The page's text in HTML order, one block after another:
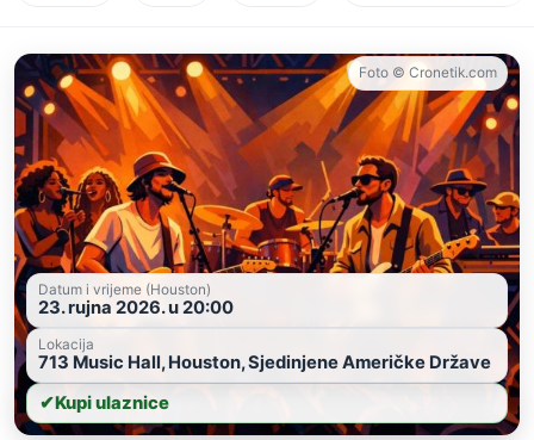
Foto © Cronetik.com
Datum i vrijeme (Houston)
23. rujna 2026. u 20:00
Lokacija
713 Music Hall, Houston, Sjedinjene Američke Države
✔Kupi ulaznice